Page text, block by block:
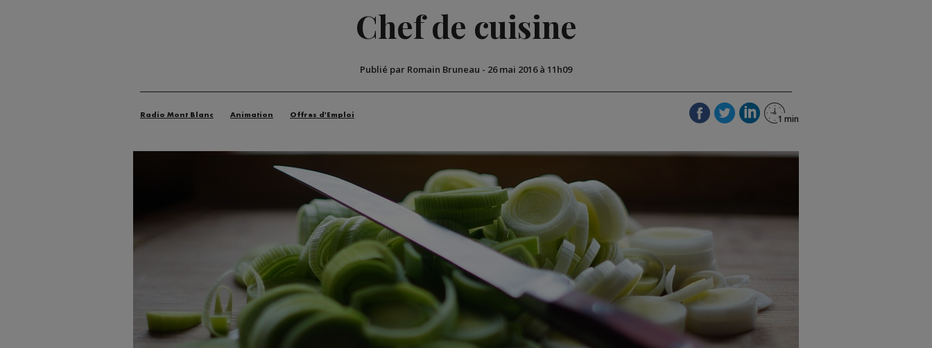
Chef de cuisine
Publié par Romain Bruneau - 26 mai 2016 à 11h09
Radio Mont Blanc Animation Offres d'Emploi